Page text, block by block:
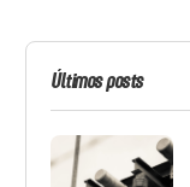
Últimos posts